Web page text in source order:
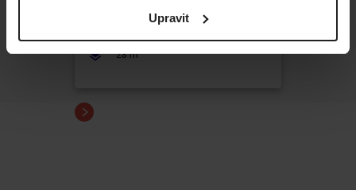
Upravit
28m